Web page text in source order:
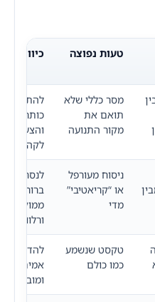
טעות נפוצה כיוון
מסר כללי שלא
תואם את
מקור התנועה
להתאים
כותרת,
והצעת
לקהל
ניסוח מעורפל
או “קריאטיבי”
מדי
לנסח
ברורה,
ממוקדת
ורלוונטית
טקסט שנשמע
כמו כולם
להדגיש
אמיתי,
ומובן